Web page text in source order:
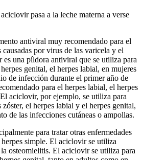
pasa a la leche materna a verse
antiviral muy recomendado para el
por virus de las varicela y el
una píldora antiviral que se utiliza para
genital, el herpes labial, en mujeres
de infección durante el primer año de
para el herpes labial, el herpes
aciclovir, por ejemplo, se utiliza para
el herpes labial y el herpes genital,
de las infecciones cutáneas o ampollas.
para tratar otras enfermedades
simple. El aciclovir se utiliza
osteomielitis. El aciclovir se utiliza para